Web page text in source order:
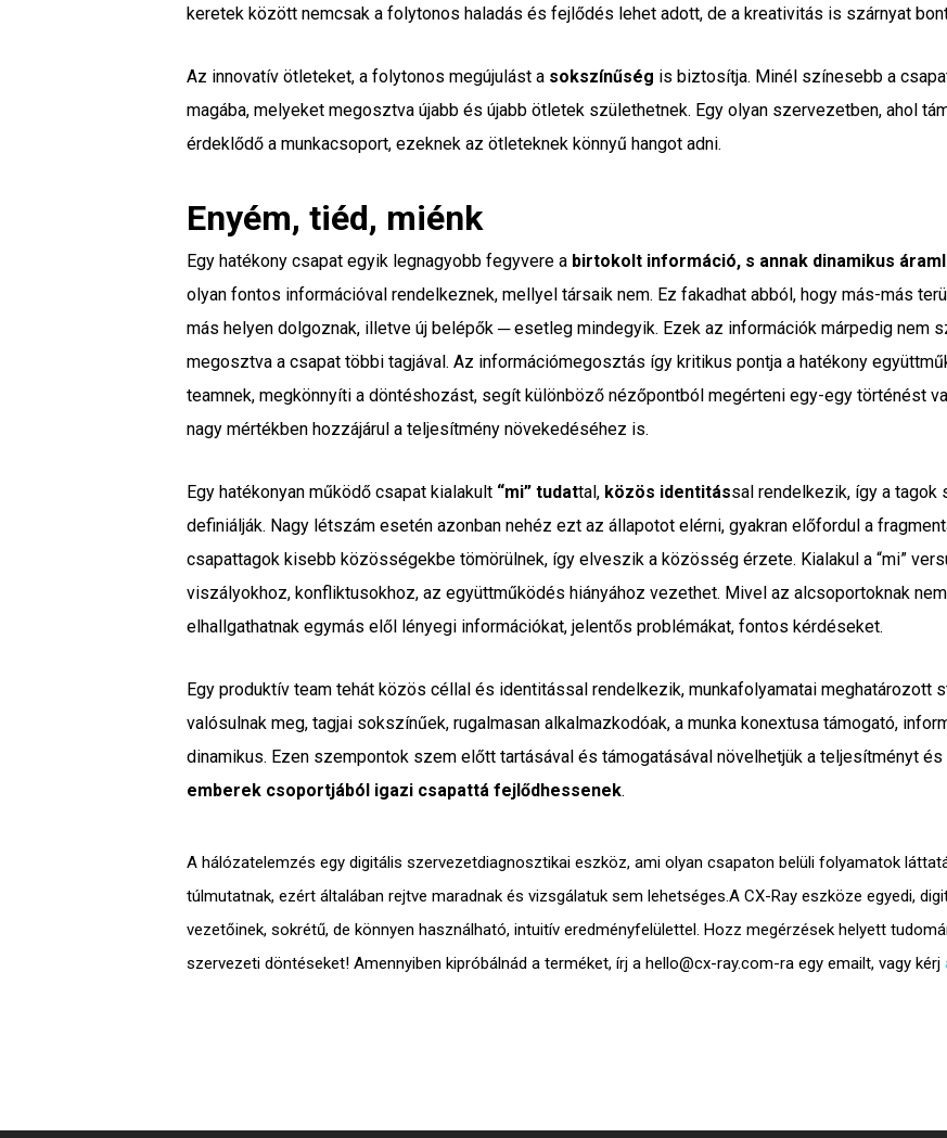
keretek között nemcsak a folytonos haladás és fejlődés lehet adott, de a kreativitás is szárnyat
Az innovatív ötleteket, a folytonos megújulást a sokszínűség is biztosítja. Minél színesebb a
magába, melyeket megosztva újabb és újabb ötletek születhetnek. Egy olyan szervezetben, ahol
érdeklődő a munkacsoport, ezeknek az ötleteknek könnyű hangot adni.
Enyém, tiéd, miénk
Egy hatékony csapat egyik legnagyobb fegyvere a birtokolt információ, s annak dinamikus
olyan fontos információval rendelkeznek, mellyel társaik nem. Ez fakadhat abból, hogy más-más
más helyen dolgoznak, illetve új belépők ─ esetleg mindegyik. Ezek az információk márpedig nem
megosztva a csapat többi tagjával. Az információmegosztás így kritikus pontja a hatékony
teamnek, megkönnyíti a döntéshozást, segít különböző nézőpontból megérteni egy-egy történést
nagy mértékben hozzájárul a teljesítmény növekedéséhez is.
Egy hatékonyan működő csapat kialakult “mi” tudattal, közös identitással rendelkezik, így a tagok
definiálják. Nagy létszám esetén azonban nehéz ezt az állapotot elérni, gyakran előfordul a
csapattagok kisebb közösségekbe tömörülnek, így elveszik a közösség érzete. Kialakul a “mi”
viszályokhoz, konfliktusokhoz, az együttműködés hiányához vezethet. Mivel az alcsoportoknak
elhallgathatnak egymás elől lényegi információkat, jelentős problémákat, fontos kérdéseket.
Egy produktív team tehát közös céllal és identitással rendelkezik, munkafolyamatai meghatározott
valósulnak meg, tagjai sokszínűek, rugalmasan alkalmazkodóak, a munka konextusa támogató,
dinamikus. Ezen szempontok szem előtt tartásával és támogatásával növelhetjük a teljesítményt és
emberek csoportjából igazi csapattá fejlődhessenek.
A hálózatelemzés egy digitális szervezetdiagnosztikai eszköz, ami olyan csapaton belüli folyamatok
túlmutatnak, ezért általában rejtve maradnak és vizsgálatuk sem lehetséges.A CX-Ray eszköze egyedi,
vezetőinek, sokrétű, de könnyen használható,intuitív eredményfelülettel. Hozz megérzések helyett
szervezeti döntéseket!Amennyiben kipróbálnád a terméket, írj ahello@cx-ray.com-ra egy emailt, vagy kérj